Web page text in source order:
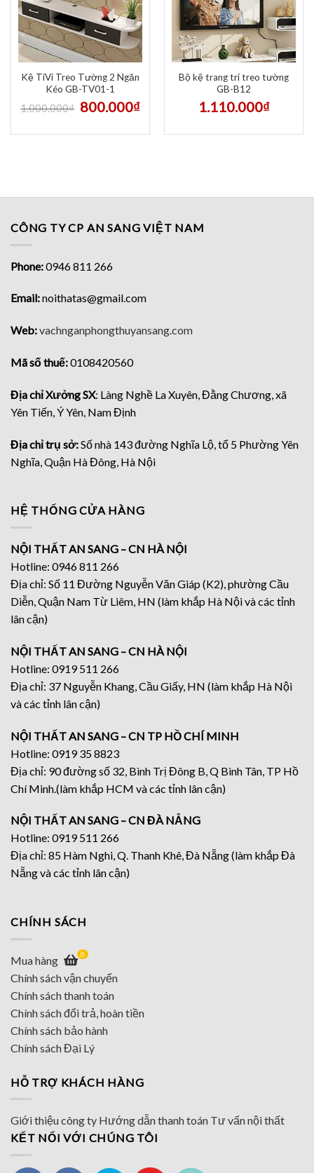
Kệ TiVi Treo Tường 2 Ngăn
Kéo GB-TV01-1
1.000.000₫ 800.000₫
Bộ kệ trang trí treo tường
GB-B12
1.110.000₫
CÔNG TY CP AN SANG VIỆT NAM
Phone:0946 811 266
Email:noithatas@gmail.com
Web:vachnganphongthuyansang.com
Mã số thuế:0108420560
Địa chỉ Xưởng SX: Làng Nghề La Xuyên, Đằng Chương, xã
Yên Tiến, Ý Yên, Nam Định
Địa chỉ trụ sở:Số nhà 143 đường Nghĩa Lộ, tổ 5 Phường Yên
Nghĩa, Quận Hà Đông, Hà Nội
HỆ THỐNG CỬA HÀNG
NỘI THẤT AN SANG – CN HÀ NỘI
Hotline: 0946 811 266
Địa chỉ: Số 11 Đường Nguyễn Văn Giáp (K2), phường Cầu
Diễn, Quận Nam Từ Liêm, HN (làm khắp Hà Nội và các tỉnh
lân cận)
NỘI THẤT AN SANG – CN HÀ NỘI
Hotline: 0919 511 266
Địa chỉ: 37 Nguyễn Khang, Cầu Giấy, HN (làm khắp Hà Nội
và các tỉnh lân cận)
NỘI THẤT AN SANG – CN TP HỒ CHÍ MINH
Hotline: 0919 35 8823
Địa chỉ: 90 đường số 32, Bình Trị Đông B, Q Bình Tân, TP Hồ
Chí Minh.(làm khắp HCM và các tỉnh lân cận)
NỘI THẤT AN SANG – CN ĐÀ NẴNG
Hotline: 0919 511 266
Địa chỉ: 85 Hàm Nghi, Q. Thanh Khê, Đà Nẵng (làm khắp Đà
Nẵng và các tỉnh lân cận)
CHÍNH SÁCH
Mua hàng 0
Chính sách vận chuyển
Chính sách thanh toán
Chính sách đổi trả, hoàn tiền
Chính sách bảo hành
Chính sách Đại Lý
HỖ TRỢ KHÁCH HÀNG
Giới thiệu công ty Hướng dẫn thanh toán Tư vấn nội thất
KẾT NỐI VỚI CHÚNG TÔI